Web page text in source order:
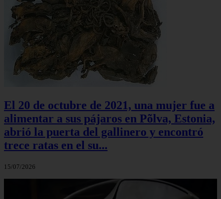
El 20 de octubre de 2021, una mujer fue a
alimentar a sus pájaros en Põlva, Estonia,
abrió la puerta del gallinero y encontró
trece ratas en el su...
15/07/2026